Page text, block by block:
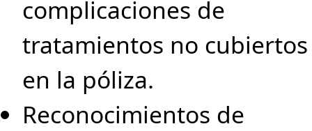
complicaciones de
tratamientos no cubiertos
en la póliza.
Reconocimientos de